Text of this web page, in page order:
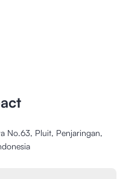
No.63, Pluit, Penjaringan,